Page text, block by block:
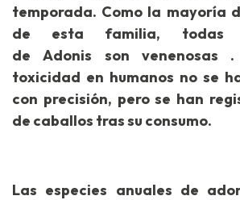
temporada. Como la mayoría
de esta familia, todas
de Adonis son venenosas
toxicidad en humanos no se
con precisión, pero se han
de caballos tras su consumo.
Las especies anuales de